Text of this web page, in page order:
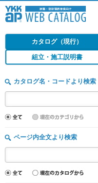
カタログ（現行）
組立・施工説明書
カタログ名・コードより検索
ページ内全文より検索